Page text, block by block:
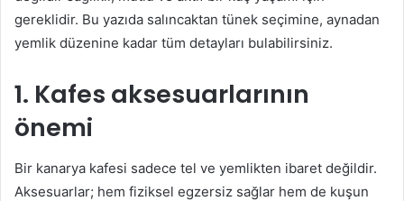
gereklidir. Bu yazıda salıncaktan tünek seçimine, aynadan
yemlik düzenine kadar tüm detayları bulabilirsiniz.
1. Kafes aksesuarlarının
önemi
Bir kanarya kafesi sadece tel ve yemlikten ibaret değildir.
Aksesuarlar; hem fiziksel egzersiz sağlar hem de kuşun